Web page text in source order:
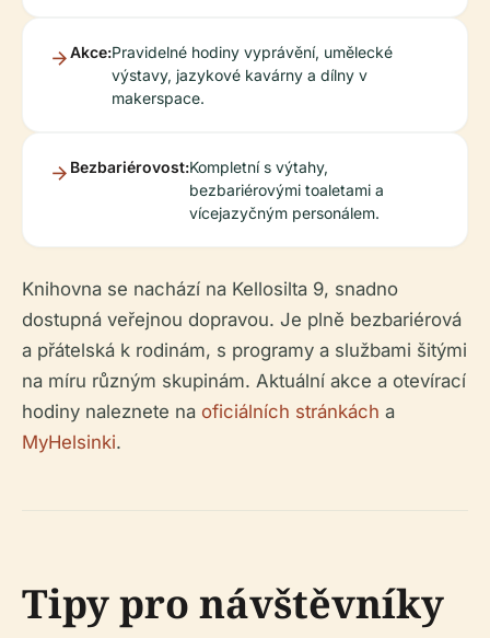
Akce:Pravidelné hodiny vyprávění, umělecké
výstavy, jazykové kavárny a dílny v
makerspace.
Bezbariérovost:Kompletní s výtahy,
bezbariérovými toaletami a
vícejazyčným personálem.
Knihovna se nachází na Kellosilta 9, snadno
dostupná veřejnou dopravou. Je plně bezbariérová
a přátelská k rodinám, s programy a službami šitými
na míru různým skupinám. Aktuální akce a otevírací
hodiny naleznete na oficiálních stránkách a
MyHelsinki.
Tipy pro návštěvníky